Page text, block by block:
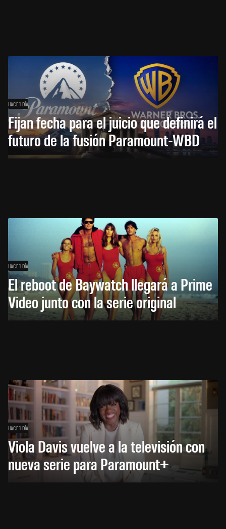
HACE 1 DÍA
Fijan fecha para el juicio que definirá el
futuro de la fusión Paramount-WBD
HACE 1 DÍA
El reboot de Baywatch llegará a Prime
Video junto con la serie original
HACE 1 DÍA
Viola Davis vuelve a la televisión con
nueva serie para Paramount+